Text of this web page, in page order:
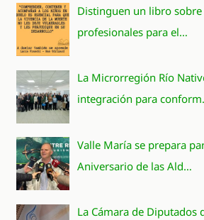
Distinguen un libro
profesionales para el…
La Microrregión Río
integración para
Valle María se prepara
Aniversario de las Ald…
La Cámara de Diputados